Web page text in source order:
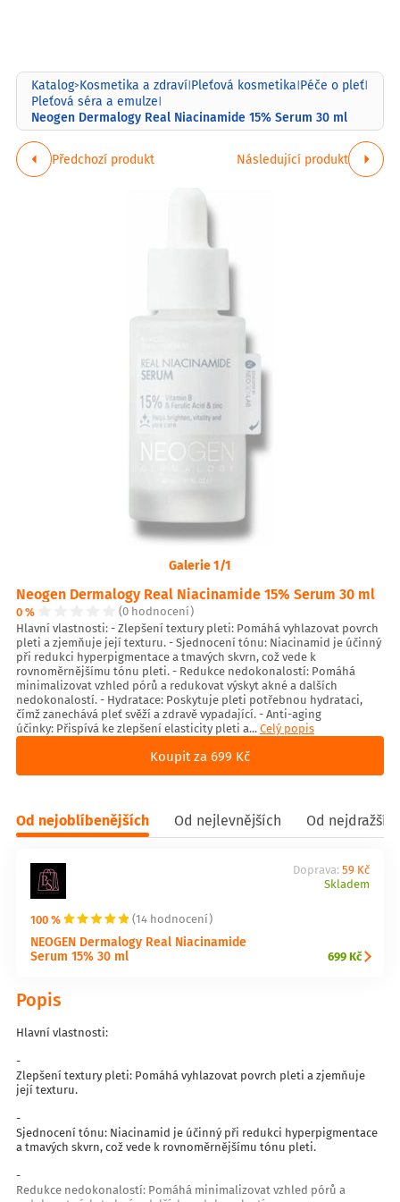
Katalog>Kosmetika a zdraví|Pleťová kosmetika|Péče o pleť|
Pleťová séra a emulze|
Neogen Dermalogy Real Niacinamide 15% Serum 30 ml
Předchozí produkt Následující produkt
Galerie 1/1
Neogen Dermalogy Real Niacinamide 15% Serum 30 ml
0 %
(0 hodnocení)
Hlavní vlastnosti: - Zlepšení textury pleti: Pomáhá vyhlazovat povrch
pleti a zjemňuje její texturu. - Sjednocení tónu: Niacinamid je účinný
při redukci hyperpigmentace a tmavých skvrn, což vede k
rovnoměrnějšímu tónu pleti. - Redukce nedokonalostí: Pomáhá
minimalizovat vzhled pórů a redukovat výskyt akné a dalších
nedokonalostí. - Hydratace: Poskytuje pleti potřebnou hydrataci,
čímž zanechává pleť svěží a zdravě vypadající. - Anti-aging
účinky: Přispívá ke zlepšení elasticity pleti a...Celý popis
Koupit za 699 Kč
Od nejoblíbenějších Od nejlevnějších Od
100 % (14 hodnocení)
NEOGEN Dermalogy Real Niacinamide
Serum 15% 30 ml
Doprava: 59 Kč
Skladem
699 Kč
Popis
Hlavní vlastnosti:
-
Zlepšení textury pleti: Pomáhá vyhlazovat povrch pleti a zjemňuje
její texturu.
-
Sjednocení tónu: Niacinamid je účinný při redukci hyperpigmentace
a tmavých skvrn, což vede k rovnoměrnějšímu tónu pleti.
-
Redukce nedokonalostí: Pomáhá minimalizovat vzhled pórů a